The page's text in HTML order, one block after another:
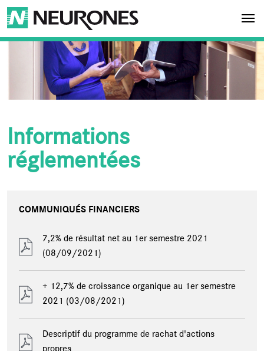
Aller au contenu principal
NEURONES
Informations
réglementées
COMMUNIQUÉS FINANCIERS
7,2% de résultat net au 1er semestre 2021
(08/09/2021)
+ 12,7% de croissance organique au 1er semestre
2021 (03/08/2021)
Descriptif du programme de rachat d'actions
propres